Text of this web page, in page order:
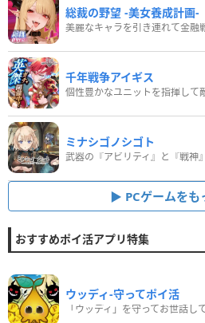
総裁の野望 -美女養成計画-
美麗なキャラを引き連れて金融
千年戦争アイギス
個性豊かなユニットを指揮して
ミナシゴノシゴト
PCゲームをも
おすすめポイ活アプリ特集
ウッディ‐守ってポイ活
「ウッディ」を守ってお世話し